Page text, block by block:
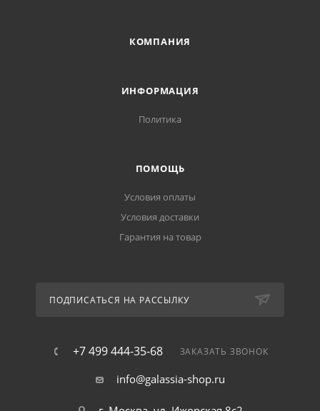
КОМПАНИЯ
ИНФОРМАЦИЯ
Политика
ПОМОЩЬ
Условия оплаты
Условия доставки
Гарантия на товар
ПОДПИСАТЬСЯ НА РАССЫЛКУ
+7 499 444-35-68 ЗАКАЗАТЬ ЗВОНОК
info@galassia-shop.ru